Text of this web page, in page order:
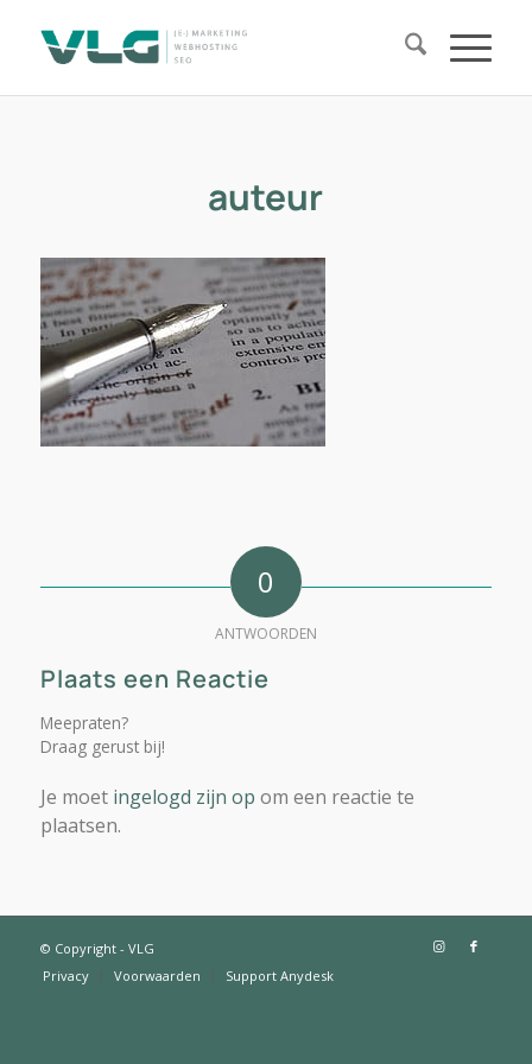
auteur
0
ANTWOORDEN
Plaats een Reactie
Meepraten?
Draag gerust bij!
Je moet ingelogd zijn op om een reactie te
plaatsen.
© Copyright - VLG
Privacy
Voorwaarden Support Anydesk